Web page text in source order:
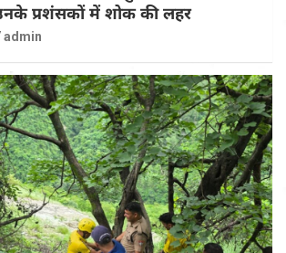
प्रशंसकों में शोक की लहर
admin